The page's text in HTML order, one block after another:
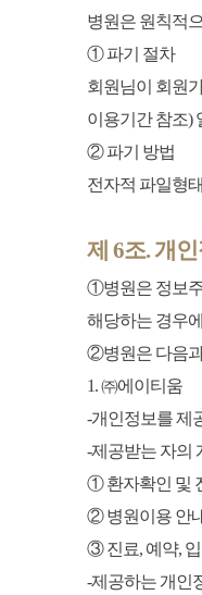
병원은 원칙적
① 파기 절차
회원님이 회원
이용기간 참조)
② 파기 방법
전자적 파일형
제 6조. 개
①병원은 정보주
해당하는 경우
②병원은 다음
1. ㈜에이티움
-개인정보를 제
-제공받는 자의
① 환자확인 및
② 병원이용 안
③ 진료, 예약,
-제공하는 개인